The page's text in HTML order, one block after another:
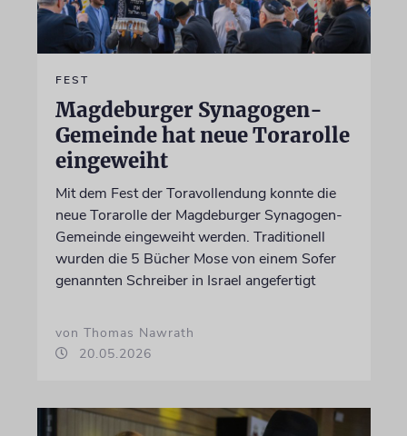
FEST
Magdeburger Synagogen-
Gemeinde hat neue Torarolle
eingeweiht
Mit dem Fest der Toravollendung konnte die
neue Torarolle der Magdeburger Synagogen-
Gemeinde eingeweiht werden. Traditionell
wurden die 5 Bücher Mose von einem Sofer
genannten Schreiber in Israel angefertigt
von Thomas Nawrath
20.05.2026